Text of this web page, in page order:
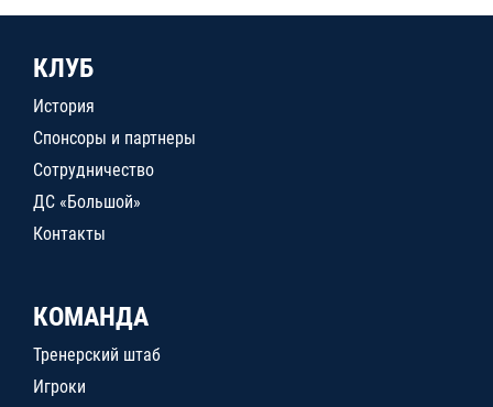
КЛУБ
История
Спонсоры и партнеры
Сотрудничество
ДС «Большой»
Контакты
КОМАНДА
Тренерский штаб
Игроки